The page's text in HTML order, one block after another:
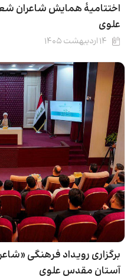
اختتامیۀ همایش شاعران
علوی
۱۴ اردیبهشت ۱۴۰۵
برگزاری رویداد فرهنگی
آستان مقدس علوی